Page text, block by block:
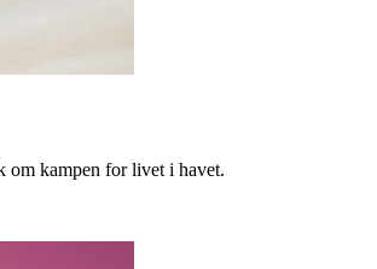
om kampen for livet i havet.